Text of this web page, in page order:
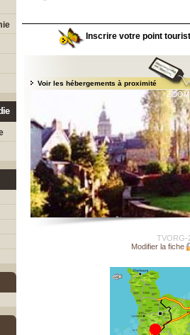
Inscrire votre point
Voir les hébergements à proximité
TVORG-
Modifier la fiche